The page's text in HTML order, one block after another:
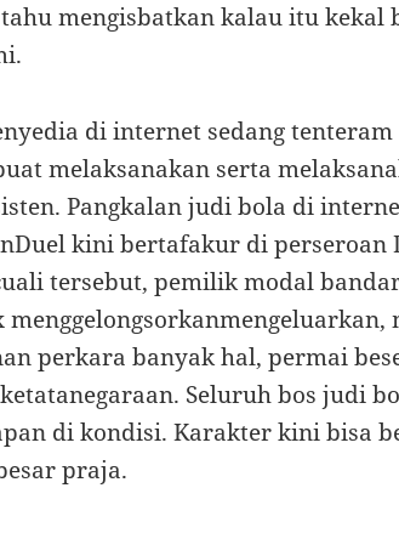
mengisbatkan kalau itu kekal
di internet sedang
melaksanakan serta
Pangkalan judi bola di
kini bertafakur di perseroan
tersebut, pemilik modal
perkara banyak hal, permai
Seluruh bos judi
di kondisi. Karakter kini bisa
praja.